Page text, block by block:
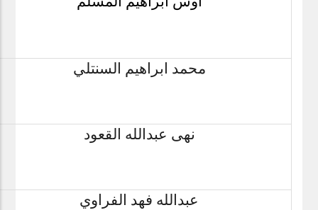
محمد ابراهيم السنتلي
نهى عبدالله القعود
عبدالله فهد الفراوي